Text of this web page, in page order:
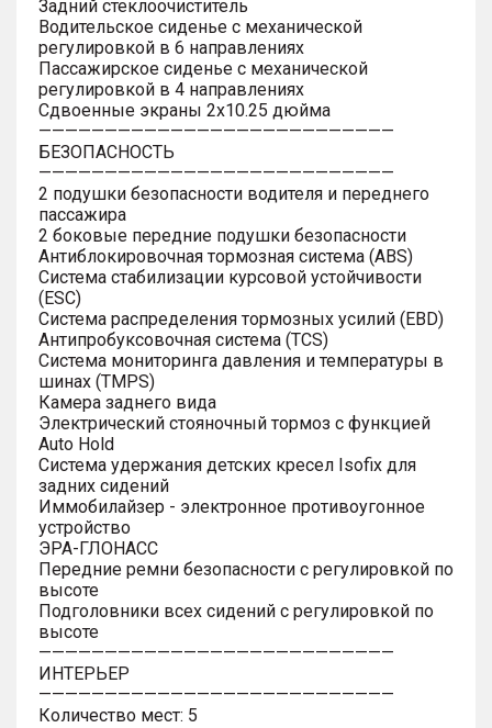
Задний стеклоочиститель
Водительское сиденье с механической
регулировкой в 6 направлениях
Пассажирское сиденье с механической
регулировкой в 4 направлениях
Сдвоенные экраны 2х10.25 дюйма
———————————————————————————
БЕЗОПАСНОСТЬ
———————————————————————————
2 подушки безопасности водителя и переднего
пассажира
2 боковые передние подушки безопасности
Антиблокировочная тормозная система (ABS)
Система стабилизации курсовой устойчивости
(ESC)
Система распределения тормозных усилий (EBD)
Антипробуксовочная система (TCS)
Система мониторинга давления и температуры в
шинах (TMPS)
Камера заднего вида
Электрический стояночный тормоз с функцией
Auto Hold
Система удержания детских кресел Isofix для
задних сидений
Иммобилайзер - электронное противоугонное
устройство
ЭРА-ГЛОНАСС
Передние ремни безопасности с регулировкой по
высоте
Подголовники всех сидений с регулировкой по
высоте
———————————————————————————
ИНТЕРЬЕР
———————————————————————————
Количество мест: 5